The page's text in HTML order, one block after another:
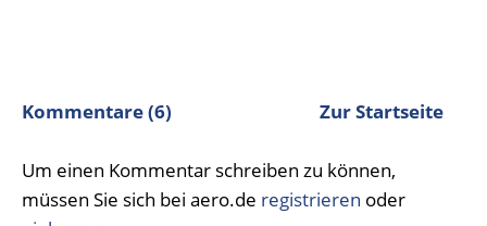
Kommentare (6) Zur Startseite
Um einen Kommentar schreiben zu können,
müssen Sie sich bei aero.de registrieren oder